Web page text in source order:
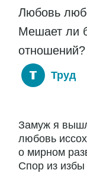
Любовь
Мешает ли
отношений?
Труд
Замуж я
любовь
о мирном
Спор из